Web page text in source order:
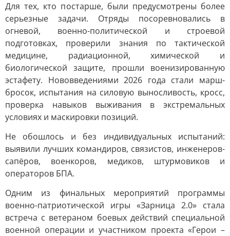
Для тех, кто постарше, были предусмотрены более
серьезные задачи. Отряды посоревновались в
огневой, военно-политической и строевой
подготовках, проверили знания по тактической
медицине, радиационной, химической и
биологической защите, прошли военизированную
эстафету. Нововведениями 2026 года стали марш-
бросок, испытания на силовую выносливость, кросс,
проверка навыков выживания в экстремальных
условиях и маскировки позиций.
Не обошлось и без индивидуальных испытаний:
выявили лучших командиров, связистов, инженеров-
сапёров, военкоров, медиков, штурмовиков и
операторов БПА.
Одним из финальных мероприятий программы
военно-патриотической игры «Зарница 2.0» стала
встреча с ветераном боевых действий специальной
военной операции и участником проекта «Герои –